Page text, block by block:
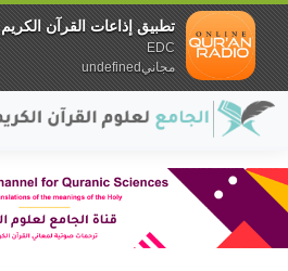
تطبيق إذاعات القرآن الكريم
EDC
مجانيundefined